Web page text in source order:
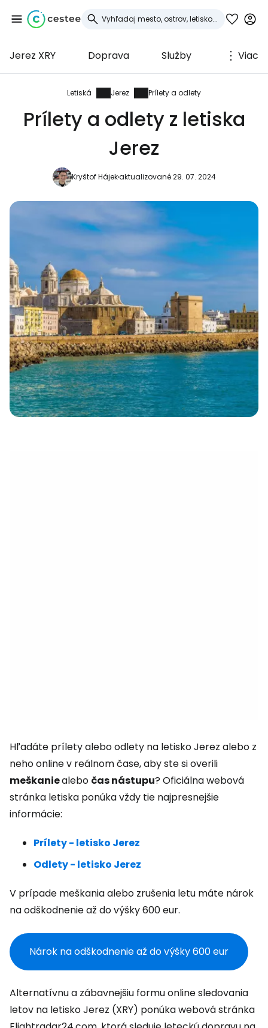
Jerez XRY Doprava Služby Viac
Letiská Jerez Prílety a odlety
Prílety a odlety z letiska
Jerez
Kryštof Hájekaktualizované 29. 07. 2024
Hľadáte prílety alebo odlety na letisko Jerez alebo z
neho online v reálnom čase, aby ste si overili
meškaniealebo čas nástupu? Oficiálna webová
stránka letiska ponúka vždy tie najpresnejšie
informácie:
Prílety - letisko Jerez
Odlety - letisko Jerez
V prípade meškania alebo zrušenia letu máte nárok
na odškodnenie až do výšky 600 eur.
Nárok na odškodnenie až do výšky 600 eur
Alternatívnu a zábavnejšiu formu online sledovania
letov na letisko Jerez (XRY) ponúka webová stránka
Prihláste sa do
služby Cestee
... celosvetovej komunity cestovateľov
Pokračovať na Facebooku
Pokračovať s e-mailom